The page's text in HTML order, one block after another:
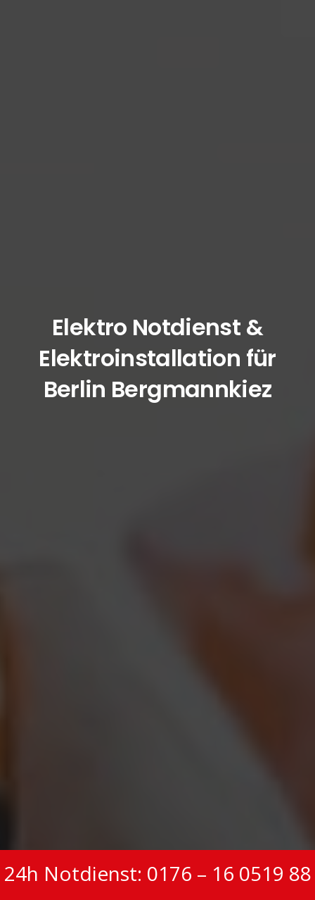
Elektro Notdienst &
Elektroinstallation für
Berlin Bergmannkiez
24h Notdienst: 0176 – 16 0519 88